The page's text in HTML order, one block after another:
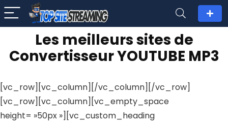
Les meilleurs sites de
Convertisseur YOUTUBE MP3
[vc_row][vc_column][/vc_column][/vc_row]
[vc_row][vc_column][vc_empty_space
height= »50px »][vc_custom_heading